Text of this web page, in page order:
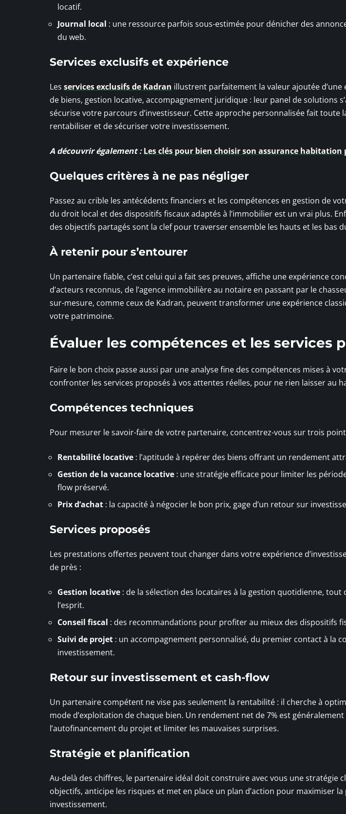
locatif.
Journal local : une ressource parfois sous-estimée pour dénicher des
du web.
Services exclusifs et expérience
Les services exclusifs de Kadran illustrent parfaitement la valeur ajoutée
de biens, gestion locative, accompagnement juridique : leur panel de solutions
sécurise votre parcours d’investisseur. Cette approche personnalisée fait toute
rentabiliser et de sécuriser votre investissement.
A découvrir également : Les clés pour bien choisir son assurance
Quelques critères à ne pas négliger
Passez au crible les antécédents financiers et les compétences en gestion de
du droit local et des dispositifs fiscaux adaptés à l’immobilier est un vrai plus.
des objectifs partagés sont la clef pour traverser ensemble les hauts et les bas
À retenir pour s’entourer
Un partenaire fiable, c’est celui qui a fait ses preuves, affiche une expérience
d’acteurs reconnus, de l’agence immobilière au notaire en passant par le
sur-mesure, comme ceux de Kadran, peuvent transformer une expérience
votre patrimoine.
Évaluer les compétences et les services
Faire le bon choix passe aussi par une analyse fine des compétences mises à
confronter les services proposés à vos attentes réelles, pour ne rien laisser au
Compétences techniques
Pour mesurer le savoir-faire de votre partenaire, concentrez-vous sur trois
Rentabilité locative : l’aptitude à repérer des biens offrant un rendement
Gestion de la vacance locative : une stratégie efficace pour limiter les
flow préservé.
Prix d’achat : la capacité à négocier le bon prix, gage d’un retour sur
Services proposés
Les prestations offertes peuvent tout changer dans votre expérience
de près :
Gestion locative : de la sélection des locataires à la gestion quotidienne,
l’esprit.
Conseil fiscal : des recommandations pour profiter au mieux des dispositifs
Suivi de projet : un accompagnement personnalisé, du premier contact à la
investissement.
Retour sur investissement et cash-flow
Un partenaire compétent ne vise pas seulement la rentabilité : il cherche à
mode d’exploitation de chaque bien. Un rendement net de 7% est
l’autofinancement du projet et limiter les mauvaises surprises.
Stratégie et planification
Au-delà des chiffres, le partenaire idéal doit construire avec vous une stratégie
objectifs, anticipe les risques et met en place un plan d’action pour maximiser
investissement.